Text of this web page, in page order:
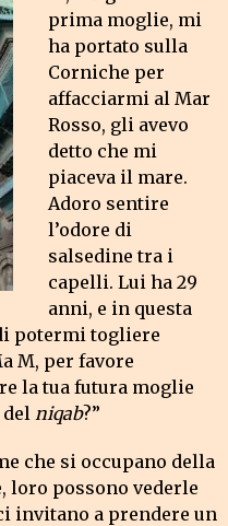
prima moglie, mi
ha portato sulla
Corniche per
affacciarmi al Mar
Rosso, gli avevo
detto che mi
piaceva il mare.
Adoro sentire
l’odore di
salsedine tra i
capelli. Lui ha 29
anni, e in questa
potermi togliere
M, per favore
la tua futura moglie
niqab?”
che si occupano della
loro possono vederle
invitano a prendere un